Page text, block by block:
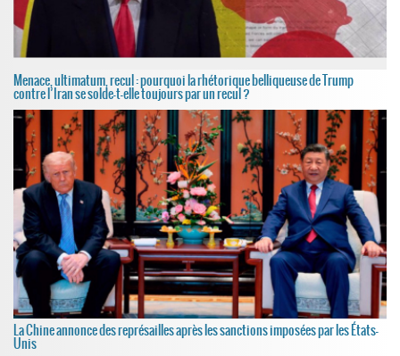
Menace, ultimatum, recul : pourquoi la rhétorique belliqueuse de Trump
contre l’Iran se solde-t-elle toujours par un recul ?
La Chine annonce des représailles après les sanctions imposées par les États-
Unis